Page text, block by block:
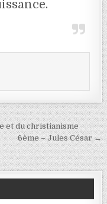
et du christianisme
6ème – Jules César →